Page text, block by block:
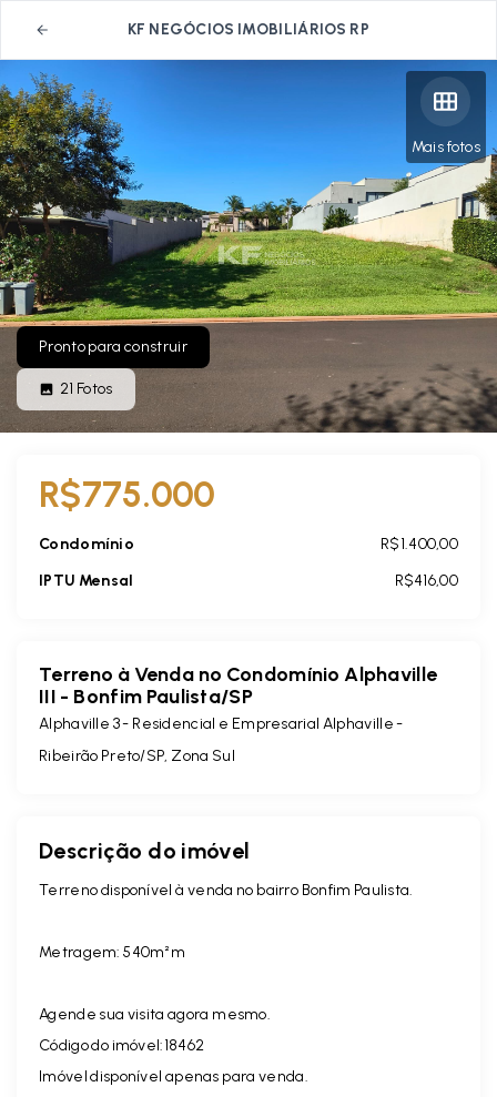
KF NEGÓCIOS IMOBILIÁRIOS RP
Mais fotos
Pronto para construir
21 Fotos
R$775.000
Condomínio
R$1.400,00
IPTU Mensal
R$416,00
Terreno à Venda no Condomínio Alphaville
III - Bonfim Paulista/SP
Alphaville 3 - Residencial e Empresarial Alphaville -
Ribeirão Preto/SP, Zona Sul
Descrição do imóvel
Terreno disponível à venda no bairro Bonfim Paulista.
Metragem: 540m²m
Agende sua visita agora mesmo.
Código do imóvel:18462
Imóvel disponível apenas para venda.